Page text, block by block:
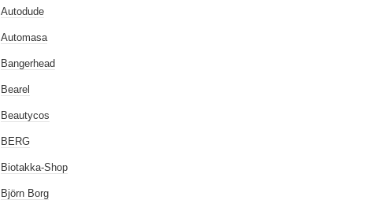
Autodude
Automasa
Bangerhead
Bearel
Beautycos
BERG
Biotakka-Shop
Björn Borg